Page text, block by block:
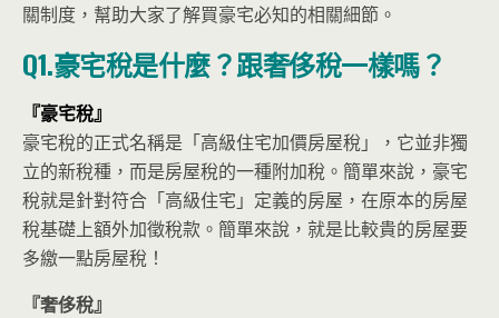
關制度，幫助大家了解買豪宅必知的相關細節。
Q1.豪宅稅是什麼？跟奢侈稅一樣嗎？
『豪宅稅』
豪宅稅的正式名稱是「高級住宅加價房屋稅」，它並非獨
立的新稅種，而是房屋稅的一種附加稅。簡單來說，豪宅
稅就是針對符合「高級住宅」定義的房屋，在原本的房屋
稅基礎上額外加徵稅款。簡單來說，就是比較貴的房屋要
多繳一點房屋稅！
『奢侈稅』